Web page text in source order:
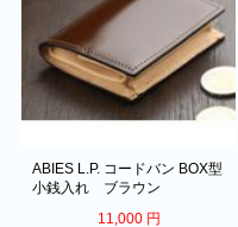
ABIES L.P. コードバン BOX型
小銭入れ ブラウン
11,000 円